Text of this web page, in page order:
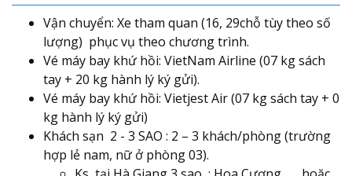
Vận chuyển: Xe tham quan (16, 29chỗ tùy theo số
lượng) phục vụ theo chương trình.
Vé máy bay khứ hồi: VietNam Airline (07 kg sách
tay + 20 kg hành lý ký gửi).
Vé máy bay khứ hồi: Vietjest Air (07 kg sách tay + 0
kg hành lý ký gửi)
Khách sạn 2 - 3 SAO : 2 – 3 khách/phòng (trường
hợp lẻ nam, nữ ở phòng 03).